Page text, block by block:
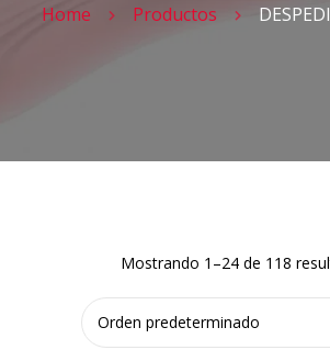
Home Productos
Mostrando 1–24 de 118